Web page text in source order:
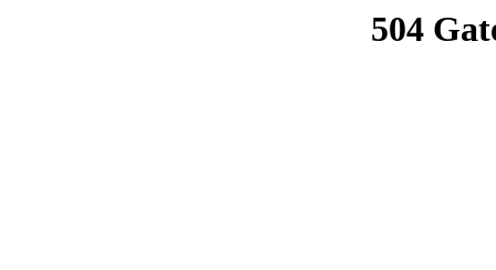
504